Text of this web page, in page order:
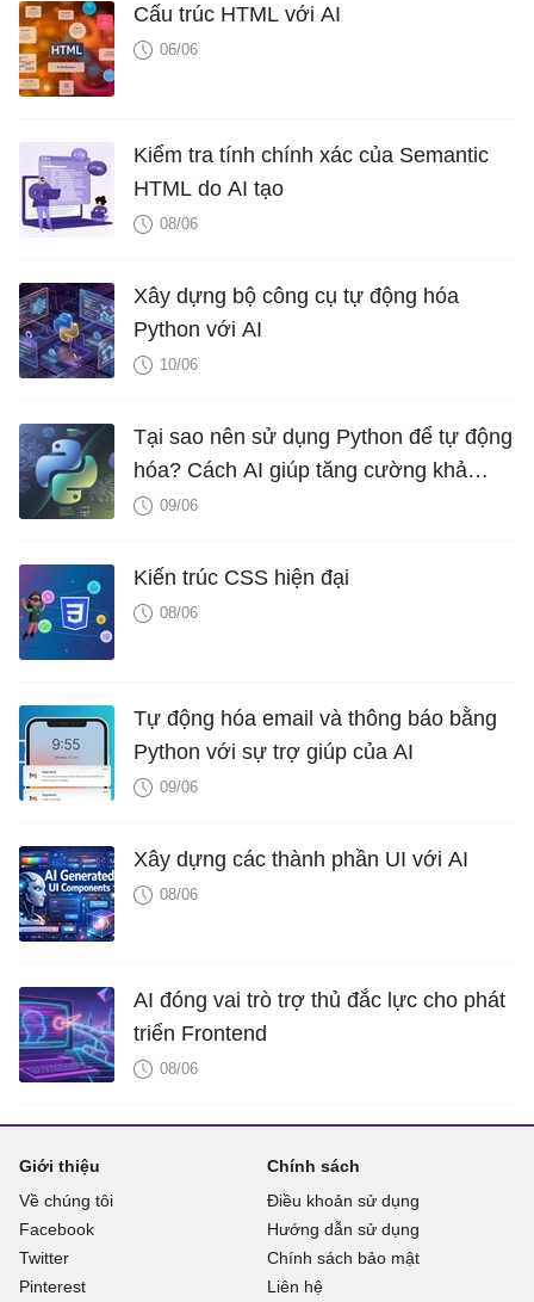
Cấu trúc HTML với AI
06/06
Kiểm tra tính chính xác của Semantic
HTML do AI tạo
08/06
Xây dựng bộ công cụ tự động hóa
Python với AI
10/06
Tại sao nên sử dụng Python để tự động
hóa? Cách AI giúp tăng cường khả
năng này
09/06
Kiến trúc CSS hiện đại
08/06
Tự động hóa email và thông báo bằng
Python với sự trợ giúp của AI
09/06
Xây dựng các thành phần UI với AI
08/06
AI đóng vai trò trợ thủ đắc lực cho phát
triển Frontend
08/06
Giới thiệu
Về chúng tôi
Facebook
Twitter
Pinterest
Chính sách
Điều khoản sử dụng
Hướng dẫn sử dụng
Chính sách bảo mật
Liên hệ